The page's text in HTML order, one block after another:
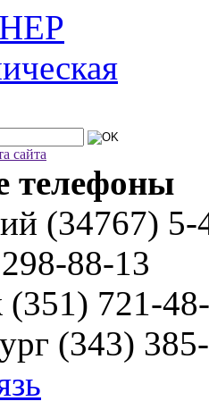
телефоны
(34767) 5-
298-88-13
(351) 721-
(343)